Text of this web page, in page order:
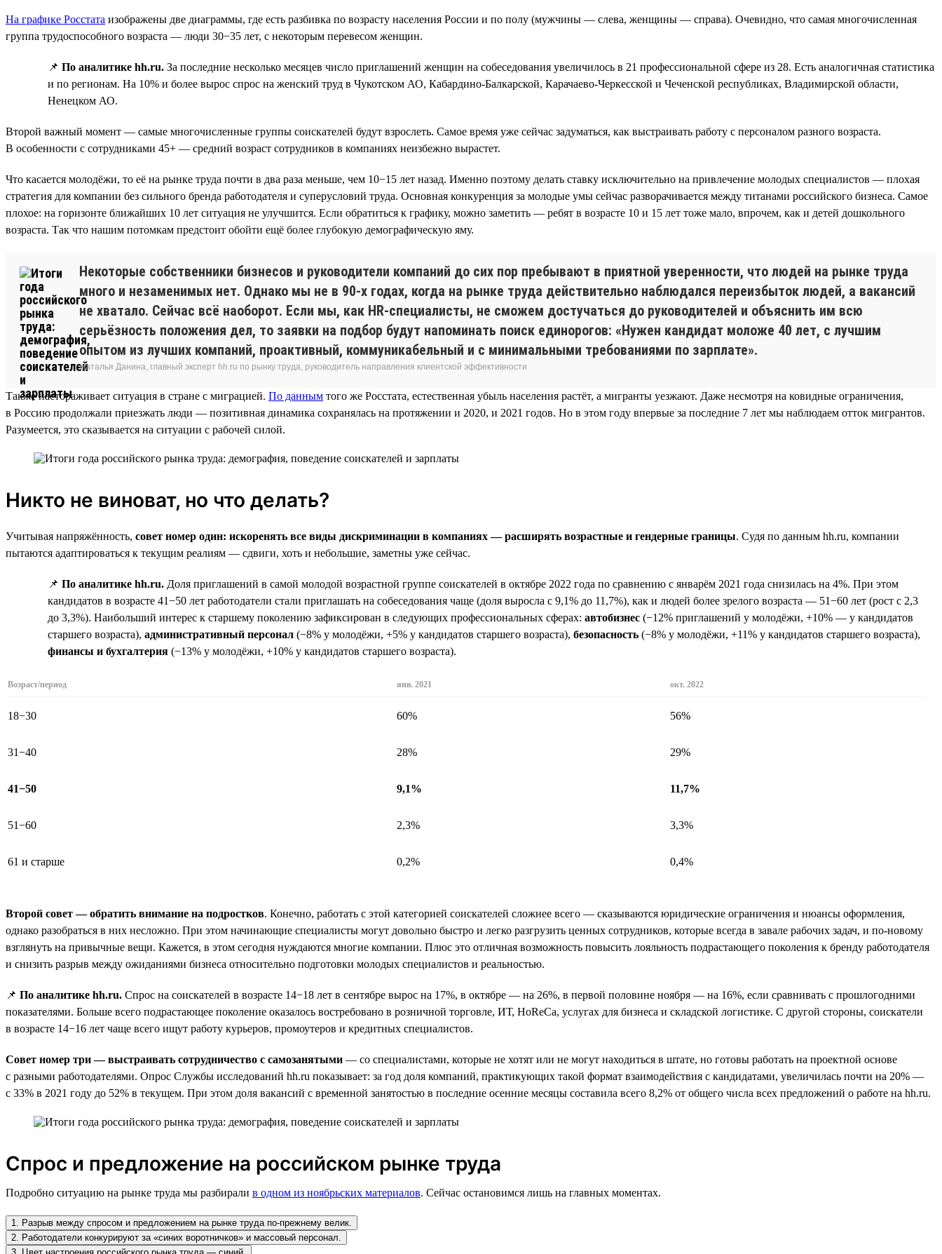
На графике Росстата изображены две диаграммы, где есть разбивка по возрасту населения России и по полу (мужчины — слева, женщины — справа). Очевидно, что самая многочисленная
группа трудоспособного возраста — люди 30−35 лет, с некоторым перевесом женщин.
📌 По аналитике hh.ru. За последние несколько месяцев число приглашений женщин на собеседования увеличилось в 21 профессиональной сфере из 28. Есть аналогичная статистика
и по регионам. На 10% и более вырос спрос на женский труд в Чукотском АО, Кабардино-Балкарской, Карачаево-Черкесской и Чеченской республиках, Владимирской области,
Ненецком АО.
Второй важный момент — самые многочисленные группы соискателей будут взрослеть. Самое время уже сейчас задуматься, как выстраивать работу с персоналом разного возраста.
В особенности с сотрудниками 45+ — средний возраст сотрудников в компаниях неизбежно вырастет.
Что касается молодёжи, то её на рынке труда почти в два раза меньше, чем 10−15 лет назад. Именно поэтому делать ставку исключительно на привлечение молодых специалистов — плохая
стратегия для компании без сильного бренда работодателя и суперусловий труда. Основная конкуренция за молодые умы сейчас разворачивается между титанами российского бизнеса. Самое
плохое: на горизонте ближайших 10 лет ситуация не улучшится. Если обратиться к графику, можно заметить — ребят в возрасте 10 и 15 лет тоже мало, впрочем, как и детей дошкольного
возраста. Так что нашим потомкам предстоит обойти ещё более глубокую демографическую яму.
Некоторые собственники бизнесов и руководители компаний до сих пор пребывают в приятной уверенности, что людей на рынке труда
много и незаменимых нет. Однако мы не в 90-х годах, когда на рынке труда действительно наблюдался переизбыток людей, а вакансий
не хватало. Сейчас всё наоборот. Если мы, как HR-специалисты, не сможем достучаться до руководителей и объяснить им всю
серьёзность положения дел, то заявки на подбор будут напоминать поиск единорогов: «Нужен кандидат моложе 40 лет, с лучшим
опытом из лучших компаний, проактивный, коммуникабельный и с минимальными требованиями по зарплате».
Наталья Данина, главный эксперт hh.ru по рынку труда, руководитель направления клиентской эффективности
Также настораживает ситуация в стране с миграцией. По данным того же Росстата, естественная убыль населения растёт, а мигранты уезжают. Даже несмотря на ковидные ограничения,
в Россию продолжали приезжать люди — позитивная динамика сохранялась на протяжении и 2020, и 2021 годов. Но в этом году впервые за последние 7 лет мы наблюдаем отток мигрантов.
Разумеется, это сказывается на ситуации с рабочей силой.
Никто не виноват, но что делать?
Учитывая напряжённость, совет номер один: искоренять все виды дискриминации в компаниях — расширять возрастные и гендерные границы. Судя по данным hh.ru, компании
пытаются адаптироваться к текущим реалиям — сдвиги, хоть и небольшие, заметны уже сейчас.
📌 По аналитике hh.ru. Доля приглашений в самой молодой возрастной группе соискателей в октябре 2022 года по сравнению с январём 2021 года снизилась на 4%. При этом
кандидатов в возрасте 41−50 лет работодатели стали приглашать на собеседования чаще (доля выросла с 9,1% до 11,7%), как и людей более зрелого возраста — 51−60 лет (рост с 2,3
до 3,3%). Наибольший интерес к старшему поколению зафиксирован в следующих профессиональных сферах: автобизнес (−12% приглашений у молодёжи, +10% — у кандидатов
старшего возраста), административный персонал (−8% у молодёжи, +5% у кандидатов старшего возраста), безопасность (−8% у молодёжи, +11% у кандидатов старшего возраста),
финансы и бухгалтерия (−13% у молодёжи, +10% у кандидатов старшего возраста).
Возраст/период янв. 2021 окт. 2022
18−30 60% 56%
31−40 28% 29%
41−50 9,1% 11,7%
51−60 2,3% 3,3%
61 и старше 0,2% 0,4%
Второй совет — обратить внимание на подростков. Конечно, работать с этой категорией соискателей сложнее всего — сказываются юридические ограничения и нюансы оформления,
однако разобраться в них несложно. При этом начинающие специалисты могут довольно быстро и легко разгрузить ценных сотрудников, которые всегда в завале рабочих задач, и по-новому
взглянуть на привычные вещи. Кажется, в этом сегодня нуждаются многие компании. Плюс это отличная возможность повысить лояльность подрастающего поколения к бренду работодателя
и снизить разрыв между ожиданиями бизнеса относительно подготовки молодых специалистов и реальностью.
📌 По аналитике hh.ru. Спрос на соискателей в возрасте 14−18 лет в сентябре вырос на 17%, в октябре — на 26%, в первой половине ноября — на 16%, если сравнивать с прошлогодними
показателями. Больше всего подрастающее поколение оказалось востребовано в розничной торговле, ИТ, HoReCa, услугах для бизнеса и складской логистике. С другой стороны, соискатели
в возрасте 14−16 лет чаще всего ищут работу курьеров, промоутеров и кредитных специалистов.
Совет номер три — выстраивать сотрудничество с самозанятыми — со специалистами, которые не хотят или не могут находиться в штате, но готовы работать на проектной основе
с разными работодателями. Опрос Службы исследований hh.ru показывает: за год доля компаний, практикующих такой формат взаимодействия с кандидатами, увеличилась почти на 20% —
с 33% в 2021 году до 52% в текущем. При этом доля вакансий с временной занятостью в последние осенние месяцы составила всего 8,2% от общего числа всех предложений о работе на hh.ru.
Спрос и предложение на российском рынке труда
Подробно ситуацию на рынке труда мы разбирали в одном из ноябрьских материалов. Сейчас остановимся лишь на главных моментах.
1. Разрыв между спросом и предложением на рынке труда по-прежнему велик.
2. Работодатели конкурируют за «синих воротничков» и массовый персонал.